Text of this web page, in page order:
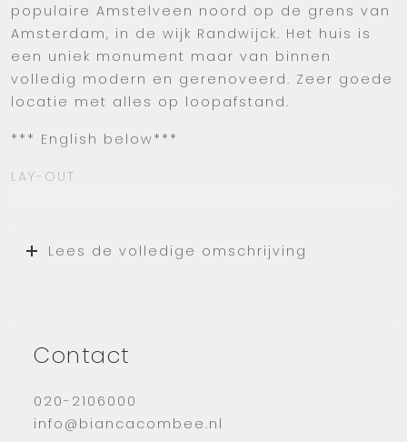
populaire Amstelveen noord op de grens van
Amsterdam, in de wijk Randwijck. Het huis is
een uniek monument maar van binnen
volledig modern en gerenoveerd. Zeer goede
locatie met alles op loopafstand.
*** English below***
LAY-OUT
zeer ruime en lichte woonkamer. De ruimte en
De semi-open keuken is voorzien van goed
magnetron, gasfornuis, afzuigkap en
vaatwasser zijn aanwezig. Een zeer ruime
Lees de volledige omschrijving
Contact
020-2106000
info@biancacombee.nl